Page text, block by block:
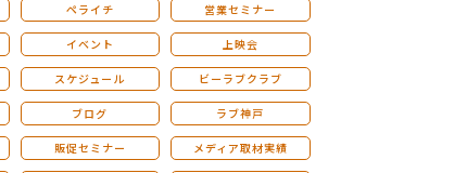
ペライチ 営業セミナー
イベント 上映会
スケジュール ビーラブクラブ
ブログ ラブ神戸
販促セミナー メディア取材実績